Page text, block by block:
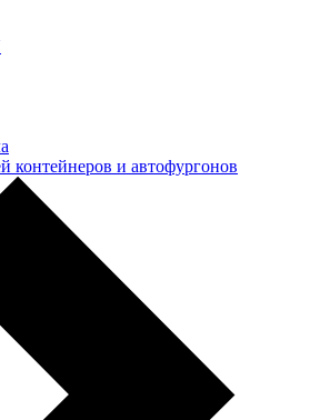
контейнеров и автофургонов